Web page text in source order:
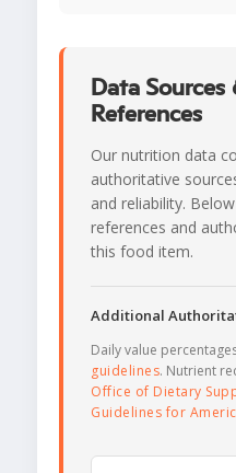
Data
References
Our nutrition data
authoritative
and reliability.
references and
this food item.
Additional
Daily value
guidelines. Nutrient
Office of Dietary
Guidelines for